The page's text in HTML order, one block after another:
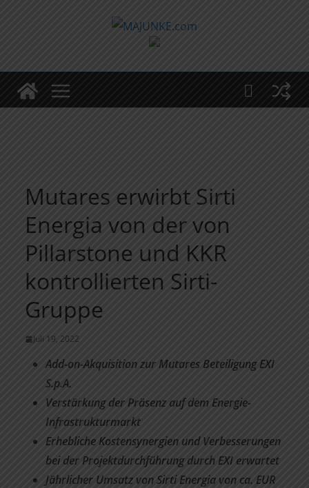
Mutares erwirbt Sirti
Energia von der von
Pillarstone und KKR
kontrollierten Sirti-
Gruppe
Juli 19, 2022
Add-on-Akquisition zur Mutares Beteiligung EXI
S.p.A.
Verstärkung der Präsenz auf dem Energie-
Infrastrukturmarkt
Erhebliche Kostensynergien und Verbesserungen
bei der Projektdurchführung durch EXI erwartet
Jährlicher Umsatz von Sirti Energia von ca. EUR